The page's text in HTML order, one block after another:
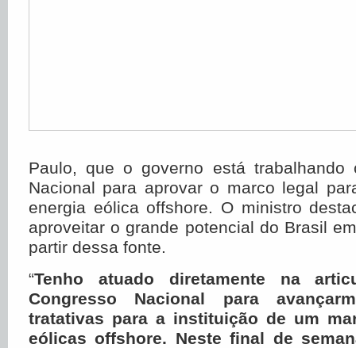
Paulo, que o governo está trabalhando
Nacional para aprovar o marco legal
energia eólica offshore. O ministro
aproveitar o grande potencial do Brasil
partir dessa fonte.
“Tenho atuado diretamente na
Congresso Nacional para
tratativas para a instituição de um
eólicas offshore. Neste final de